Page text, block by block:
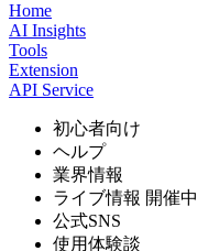
Home
AI Insights
Tools
Extension
API Service
初心者向け
ヘルプ
業界情報
ライブ情報 開催中
公式SNS
使用体験談